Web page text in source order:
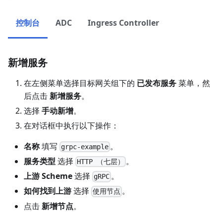
控制台 ADC Ingress Controller
新增服务
在左侧菜单选择目标网关组下的 已发布服务菜单，然
后点击新增服务。
选择 手动新增。
在对话框中执行以下操作：
名称填写 grpc-example 。
服务类型 选择 HTTP （七层）
。
上游 Scheme选择 gRPC 。
如何找到上游选择 使用节点 。
点击新增节点。